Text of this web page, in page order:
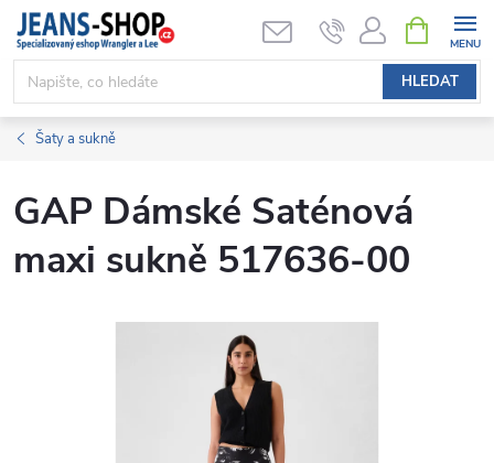
Přejít
obsah
HLEDAT
NÁKUPNÍ
KOŠÍK
Šaty a sukně
GAP Dámské Saténová
maxi sukně 517636-00